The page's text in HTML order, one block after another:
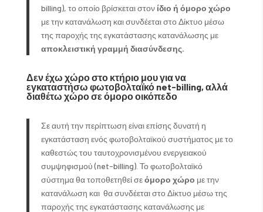
billing), το οποίο βρίσκεται στον ίδιο ή όμορο χώρο
με την κατανάλωση και συνδέεται στο Δίκτυο μέσω
της παροχής της εγκατάστασης κατανάλωσης με
αποκλειστική γραμμή διασύνδεσης.
Δεν έχω χώρο στο κτήριο μου για να
εγκαταστήσω φωτοβολταϊκό net-billing, αλλά
διαθέτω χώρο σε όμορο οικόπεδο
Σε αυτή την περίπτωση είναι επίσης δυνατή η
εγκατάσταση ενός φωτοβολταϊκού συστήματος με το
καθεστώς του ταυτοχρονισμένου ενεργειακού
συμψηφισμού (net-billing). Το φωτοβολταϊκό
σύστημα θα τοποθετηθεί σεόμορο χώρο με την
κατανάλωση και θα συνδέεται στο Δίκτυο μέσω της
παροχής της εγκατάστασης κατανάλωσης με